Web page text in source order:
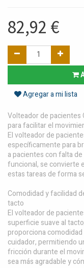
82,92 €
Agregar a mi lista
Volteador de pacientes
para facilitar el
El volteador de
específicamente para
a pacientes con falta
funcional, se convierte
estas tareas de forma
Comodidad y facilidad
tacto
El volteador de
superficie suave al
proporciona
cuidador, permitiendo
fricción durante el
sea más agradable y